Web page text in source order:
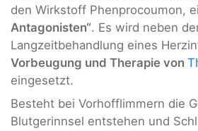
den Wirkstoff Phenprocoumon,
Antagonisten“. Es wird neben
Langzeitbehandlung eines
Vorbeugung und Therapie von
eingesetzt.
Besteht bei Vorhofflimmern die
Blutgerinnsel entstehen und